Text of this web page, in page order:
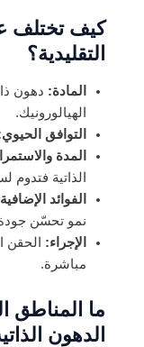
كيف تختلف
التقليدية؟
المادة: دهون
الهيالورونيك.
التوافق
المدة
الذاتية فتدوم
الفوائد
نمو تحسّن
الإجراء: الحقن
مباشرة.
ما المناطق
الدهون